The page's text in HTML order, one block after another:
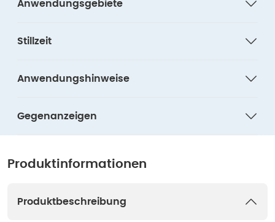
Anwendungsgebiete
Stillzeit
Anwendungshinweise
Gegenanzeigen
Produktinformationen
Produktbeschreibung